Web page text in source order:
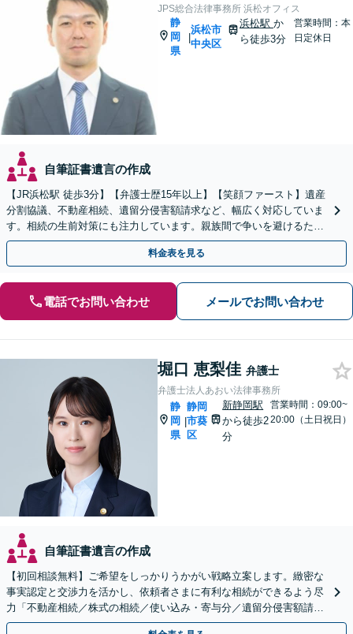
JPS総合法律事務所 浜松オフィス
静
岡
県
|
浜松市
中央区
浜松駅 か
ら徒歩3分
営業時間：本
日定休日
自筆証書遺言の作成
【JR浜松駅 徒歩3分】【弁護士歴15年以上】【笑顔ファースト】遺産
分割協議、不動産相続、遺留分侵害額請求など、幅広く対応していま
す。相続の生前対策にも注力しています。親族間で争いを避けるため
にも、お早めにご相談ください。【初回面談無料】
料金表を見る
電話でお問い合わせ メールでお問い合わせ
堀口 恵梨佳 弁護士
弁護士法人あおい法律事務所
静
岡
県
|
静岡
市葵
区
新静岡駅
から徒歩2
分
営業時間：09:00~
20:00（土日祝日）
自筆証書遺言の作成
【初回相談無料】ご希望をしっかりうかがい戦略立案します。緻密な
事実認定と交渉力を活かし、依頼者さまに有利な相続ができるよう尽
力「不動産相続／株式の相続／使い込み・寄与分／遺留分侵害額請求
／相続放棄／生前贈与／事業承継」【休日・夜間相談可】